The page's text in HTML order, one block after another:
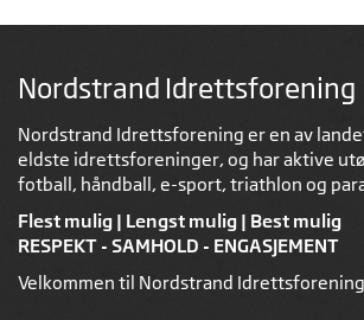
Nordstrand Idrettsforening
Nordstrand Idrettsforening er en av
eldste idrettsforeninger, og har aktive
fotball, håndball, e-sport, triathlon og
Flest mulig | Lengst mulig | Best mulig
RESPEKT - SAMHOLD - ENGASJEMENT
Velkommen til Nordstrand